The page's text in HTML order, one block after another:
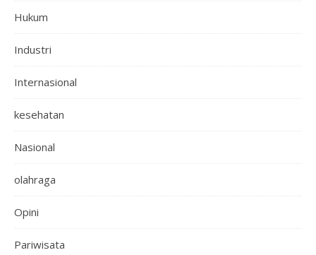
Hukum
Industri
Internasional
kesehatan
Nasional
olahraga
Opini
Pariwisata